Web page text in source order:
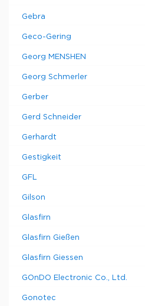
Gebra
Geco-Gering
Georg MENSHEN
Georg Schmerler
Gerber
Gerd Schneider
Gerhardt
Gestigkeit
GFL
Gilson
Glasfirn
Glasfirn Gießen
Glasfirn Giessen
GOnDO Electronic Co., Ltd.
Gonotec